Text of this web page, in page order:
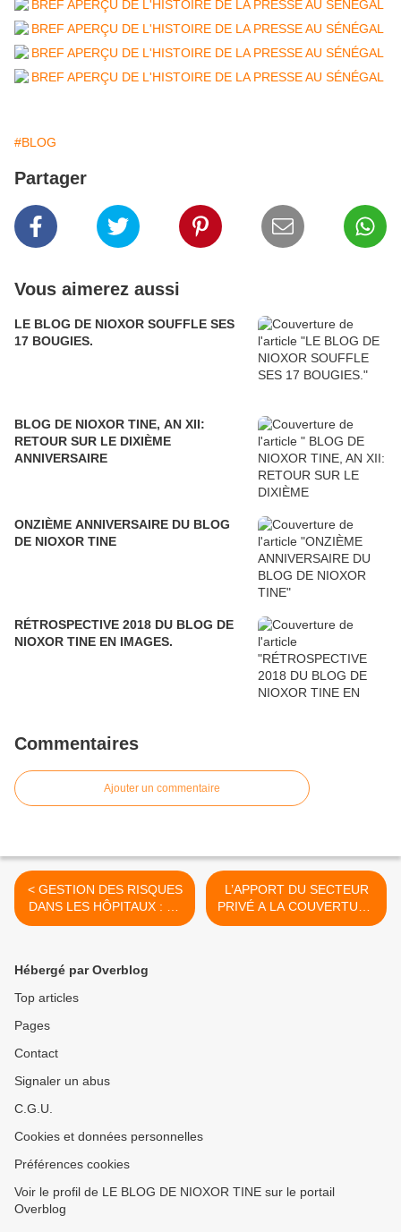
#BLOG
Partager
Vous aimerez aussi
LE BLOG DE NIOXOR SOUFFLE SES
17 BOUGIES.
BLOG DE NIOXOR TINE, AN XII:
RETOUR SUR LE DIXIÈME
ANNIVERSAIRE
ONZIÈME ANNIVERSAIRE DU BLOG
DE NIOXOR TINE
RÉTROSPECTIVE 2018 DU BLOG DE
NIOXOR TINE EN IMAGES.
Commentaires
Ajouter un commentaire
< GESTION DES RISQUES
DANS LES HÔPITAUX : LE
SIGNAL DE LINGUÈRE
L’APPORT DU SECTEUR
PRIVÉ A LA COUVERTURE
DU RISQUE MALADIE >
Hébergé par Overblog
Top articles
Pages
Contact
Signaler un abus
C.G.U.
Cookies et données personnelles
Préférences cookies
Voir le profil de LE BLOG DE NIOXOR TINE sur le portail
Overblog